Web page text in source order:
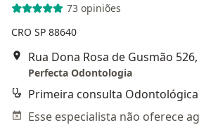
73 opiniões
CRO SP 88640
Rua Dona Rosa de Gusmão
Perfecta Odontologia
Primeira consulta Odontológica